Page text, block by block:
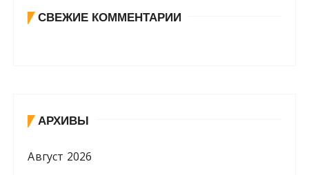
СВЕЖИЕ КОММЕНТАРИИ
АРХИВЫ
Август 2026